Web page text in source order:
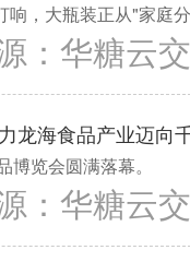
，大瓶装正从"家庭
： 华糖云
龙海食品产业迈向
览会圆满落幕。
： 华糖云